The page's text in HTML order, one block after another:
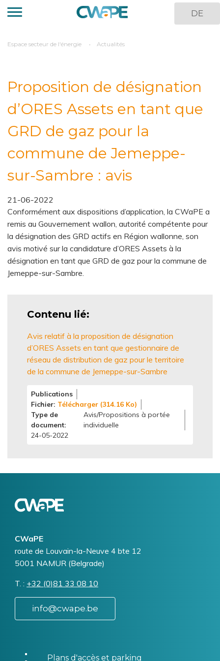
Aller
au
principal
DE
You
Espace secteur de l'énergie Actualités
Proposition de désignation
d’ORES Assets en tant que
GRD de gaz pour la
commune de Jemeppe-
sur-Sambre : avis
21-06-2022
Conformément aux dispositions d’application, la CWaPE a
remis au Gouvernement wallon, autorité compétente pour
la désignation des GRD actifs en Région wallonne, son
avis motivé sur la candidature d’ORES Assets à la
désignation en tant que GRD de gaz pour la commune de
Jemeppe-sur-Sambre.
Contenu lié
Avis relatif à la proposition de désignation
d’ORES Assets en tant que gestionnaire de
réseau de distribution de gaz pour le territoire
de la commune de Jemeppe-sur-Sambre
Publications
Fichier Télécharger (314.16 Ko)
Type de
document
Avis/Propositions à portée
individuelle
24-05-2022
CWaPE
Addresse
route de Louvain-la-Neuve 4 bte 12
5001 NAMUR (Belgrade)
T. Téléphone
+32 (0)81 33 08 10
info@cwape.be
Plans d'accès et parking